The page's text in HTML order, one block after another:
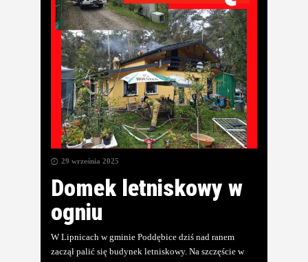
29 września 2025
Domek letniskowy w
ogniu
W Lipnicach w gminie Poddębice dziś nad ranem
zaczął palić się budynek letniskowy. Na szczęście w